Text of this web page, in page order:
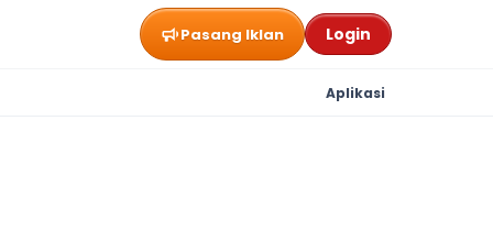
Pasang Iklan Login
Aplikasi